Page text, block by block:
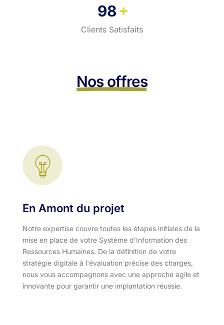
98+
Clients Satisfaits
Nos offres
En Amont du projet
Notre expertise couvre toutes les étapes initiales de la
mise en place de votre Système d'Information des
Ressources Humaines. De la définition de votre
stratégie digitale à l'évaluation précise des charges,
nous vous accompagnons avec une approche agile et
innovante pour garantir une implantation réussie.